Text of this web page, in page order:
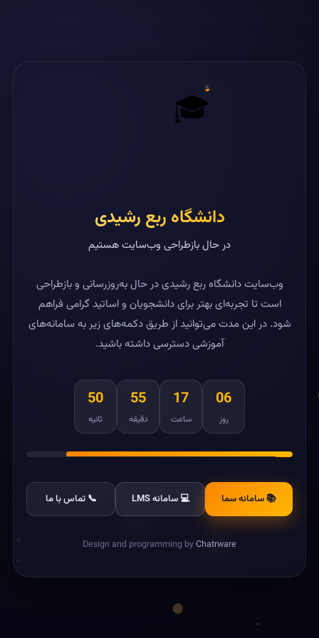
🎓
دانشگاه ربع رشیدی
در حال بازطراحی وب‌سایت هستیم
وب‌سایت دانشگاه ربع رشیدی در حال به‌روزرسانی و بازطراحی
است تا تجربه‌ای بهتر برای دانشجویان و اساتید گرامی فراهم
شود. در این مدت می‌توانید از طریق دکمه‌های زیر به سامانه‌های
آموزشی دسترسی داشته باشید.
06
روز
17
ساعت
55
دقیقه
50
ثانیه
📚 سامانه سما 💻 سامانه LMS 📞 تماس با ما
Design and programming byChatrware